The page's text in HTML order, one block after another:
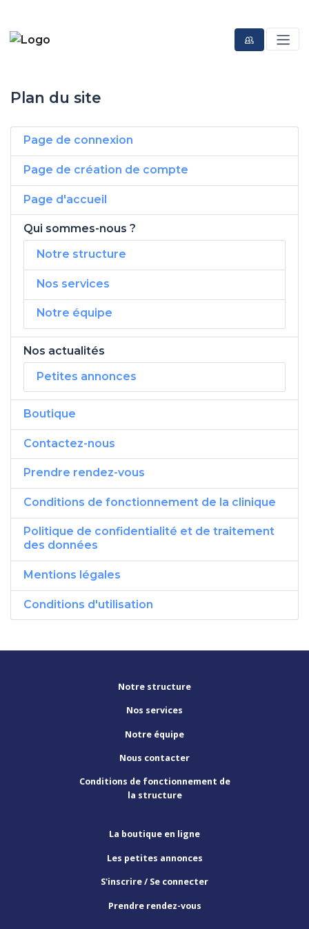
Plan du site
Page de connexion
Page de création de compte
Page d'accueil
Qui sommes-nous ?
Notre structure
Nos services
Notre équipe
Nos actualités
Petites annonces
Boutique
Contactez-nous
Prendre rendez-vous
Conditions de fonctionnement de la clinique
Politique de confidentialité et de traitement
des données
Mentions légales
Conditions d'utilisation
Notre structure
Nos services
Notre équipe
Nous contacter
Conditions de fonctionnement de
la structure
La boutique en ligne
Les petites annonces
S'inscrire / Se connecter
Prendre rendez-vous